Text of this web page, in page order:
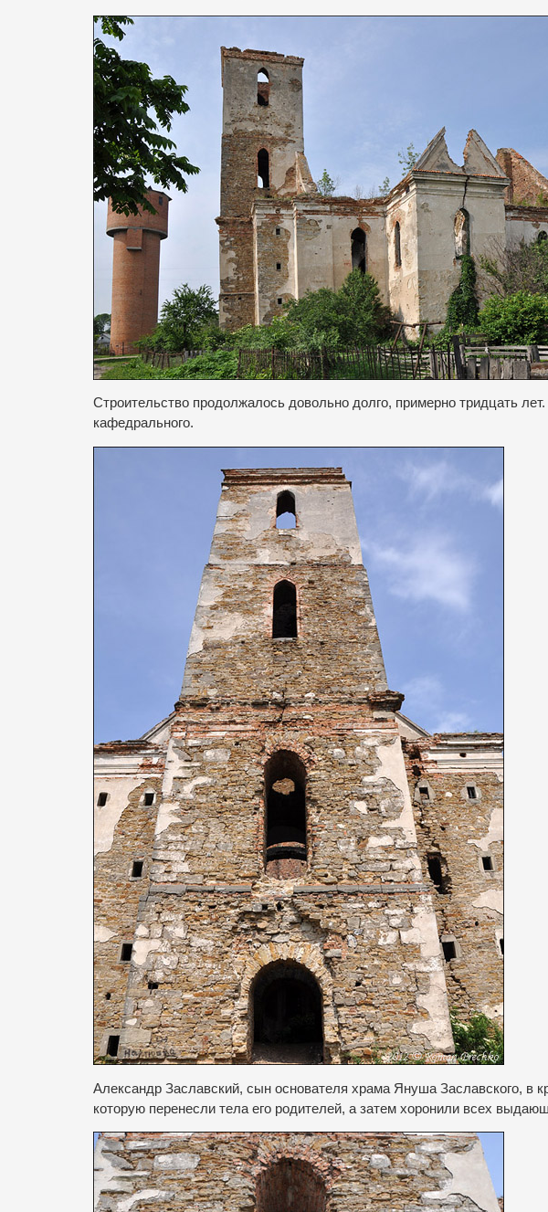
Строительство продолжалось довольно долго, примерно тридцать лет.
кафедрального.
Александр Заславский, сын основателя храма Януша Заславского, в
которую перенесли тела его родителей, а затем хоронили всех